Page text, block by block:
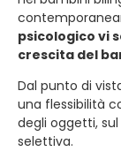
psicologico vi
crescita del
Dal punto di
una flessibilità
degli oggetti,
selettiva.